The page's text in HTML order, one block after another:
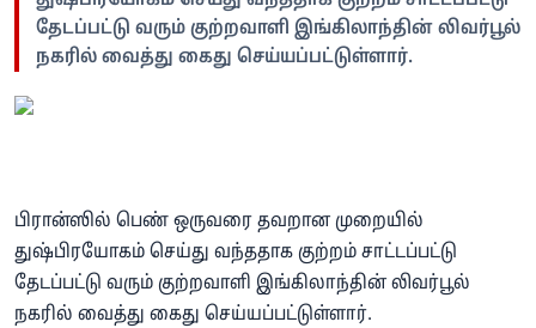
தேடப்பட்டு வரும் குற்றவாளி இங்கிலாந்தின் லிவர்பூல்
நகரில் வைத்து கைது செய்யப்பட்டுள்ளார்.
பிரான்ஸில் பெண் ஒருவரை தவறான முறையில்
துஷ்பிரயோகம் செய்து வந்ததாக குற்றம் சாட்டப்பட்டு
தேடப்பட்டு வரும் குற்றவாளி இங்கிலாந்தின் லிவர்பூல்
நகரில் வைத்து கைது செய்யப்பட்டுள்ளார்.